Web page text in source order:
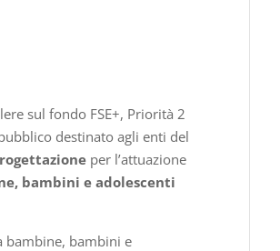
sul fondo FSE+, Priorità 2
destinato agli enti del
per l’attuazione
bambini e adolescenti
bambine, bambini e